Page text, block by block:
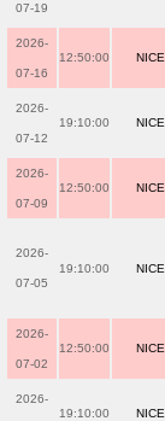
07-19
2026-
07-16
12:50:00 NICE
2026-
07-12
19:10:00 NICE
2026-
07-09
12:50:00 NICE
2026-
07-05
19:10:00 NICE
2026-
07-02
12:50:00 NICE
2026-
19:10:00 NICE